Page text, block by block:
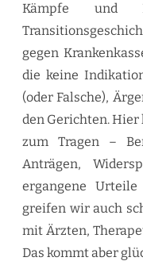
Kämpfe und
gegen
die keine
(oder Falsche),
den Gerichten.
zum Tragen –
Anträgen,
ergangene
greifen wir auch
mit Ärzten,
Das kommt aber